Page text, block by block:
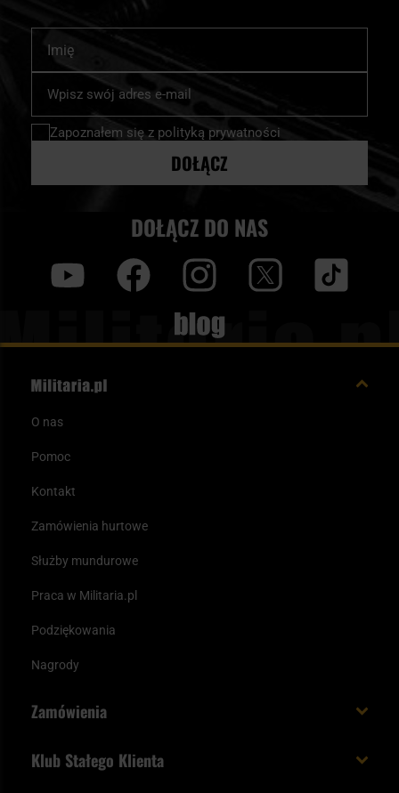
nasz
newsletter:
Zapoznałem się z polityką prywatności
DOŁĄCZ
DOŁĄCZ DO NAS
Blog
O nas
Pomoc
Kontakt
Zamówienia hurtowe
Służby mundurowe
Praca w Militaria.pl
Podziękowania
Nagrody
Zamówienia
Klub Stałego Klienta